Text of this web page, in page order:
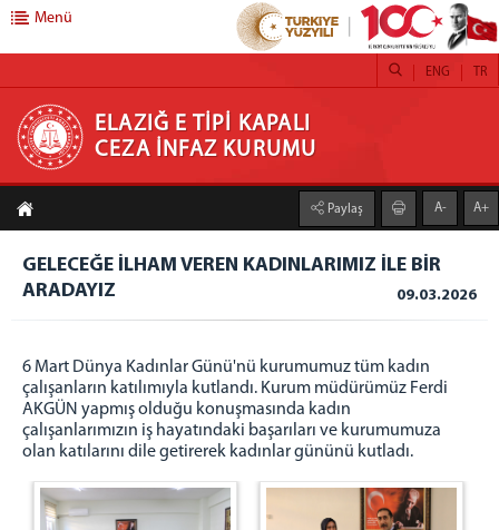
ELAZIĞ E TİPİ KAPALI CEZA İNFAZ KURUMU
ANASAYFA
ELAZIĞ ADLİYESİ
GÖRÜŞ GÜNLERİ
PSİKOSOSYAL BİRİMİ
SAĞLIK HİZMETLERİ
İŞYURTLARI
MERMER ATÖLYESİ
TEKSTİL ATÖLYESİ
Menü
ELAZIĞ E TİPİ KAPALI
CEZA İNFAZ KURUMU
TR
ENG
Paylaş A- A+
GELECEĞE İLHAM VEREN KADINLARIMIZ İLE BİR
ARADAYIZ
09.03.2026
6 Mart Dünya Kadınlar Günü'nü kurumumuz tüm kadın
çalışanların katılımıyla kutlandı. Kurum müdürümüz Ferdi
AKGÜN yapmış olduğu konuşmasında kadın
çalışanlarımızın iş hayatındaki başarıları ve kurumumuza
olan katılarını dile getirerek kadınlar gününü kutladı.